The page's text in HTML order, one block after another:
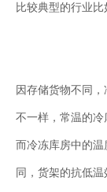
比较典型的行业比
因存储货物不同
不一样，常温的冷
而冷冻库房中的
同，货架的抗低